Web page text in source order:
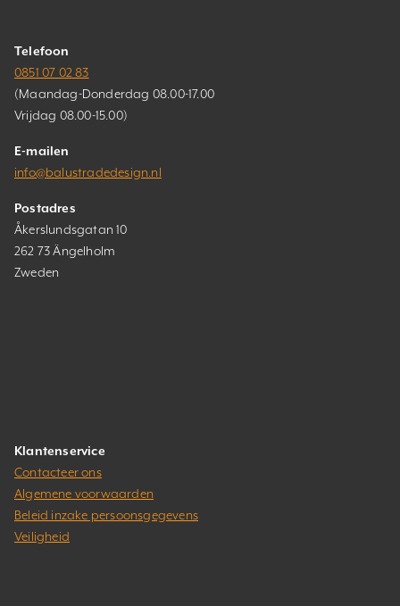
Telefoon
0851 07 02 83
(Maandag-Donderdag 08.00-17.00
Vrijdag 08.00-15.00)
E-mailen
info@balustradedesign.nl
Postadres
Åkerslundsgatan 10
262 73 Ängelholm
Zweden
Klantenservice
Contacteer ons
Algemene voorwaarden
Beleid inzake persoonsgegevens
Veiligheid